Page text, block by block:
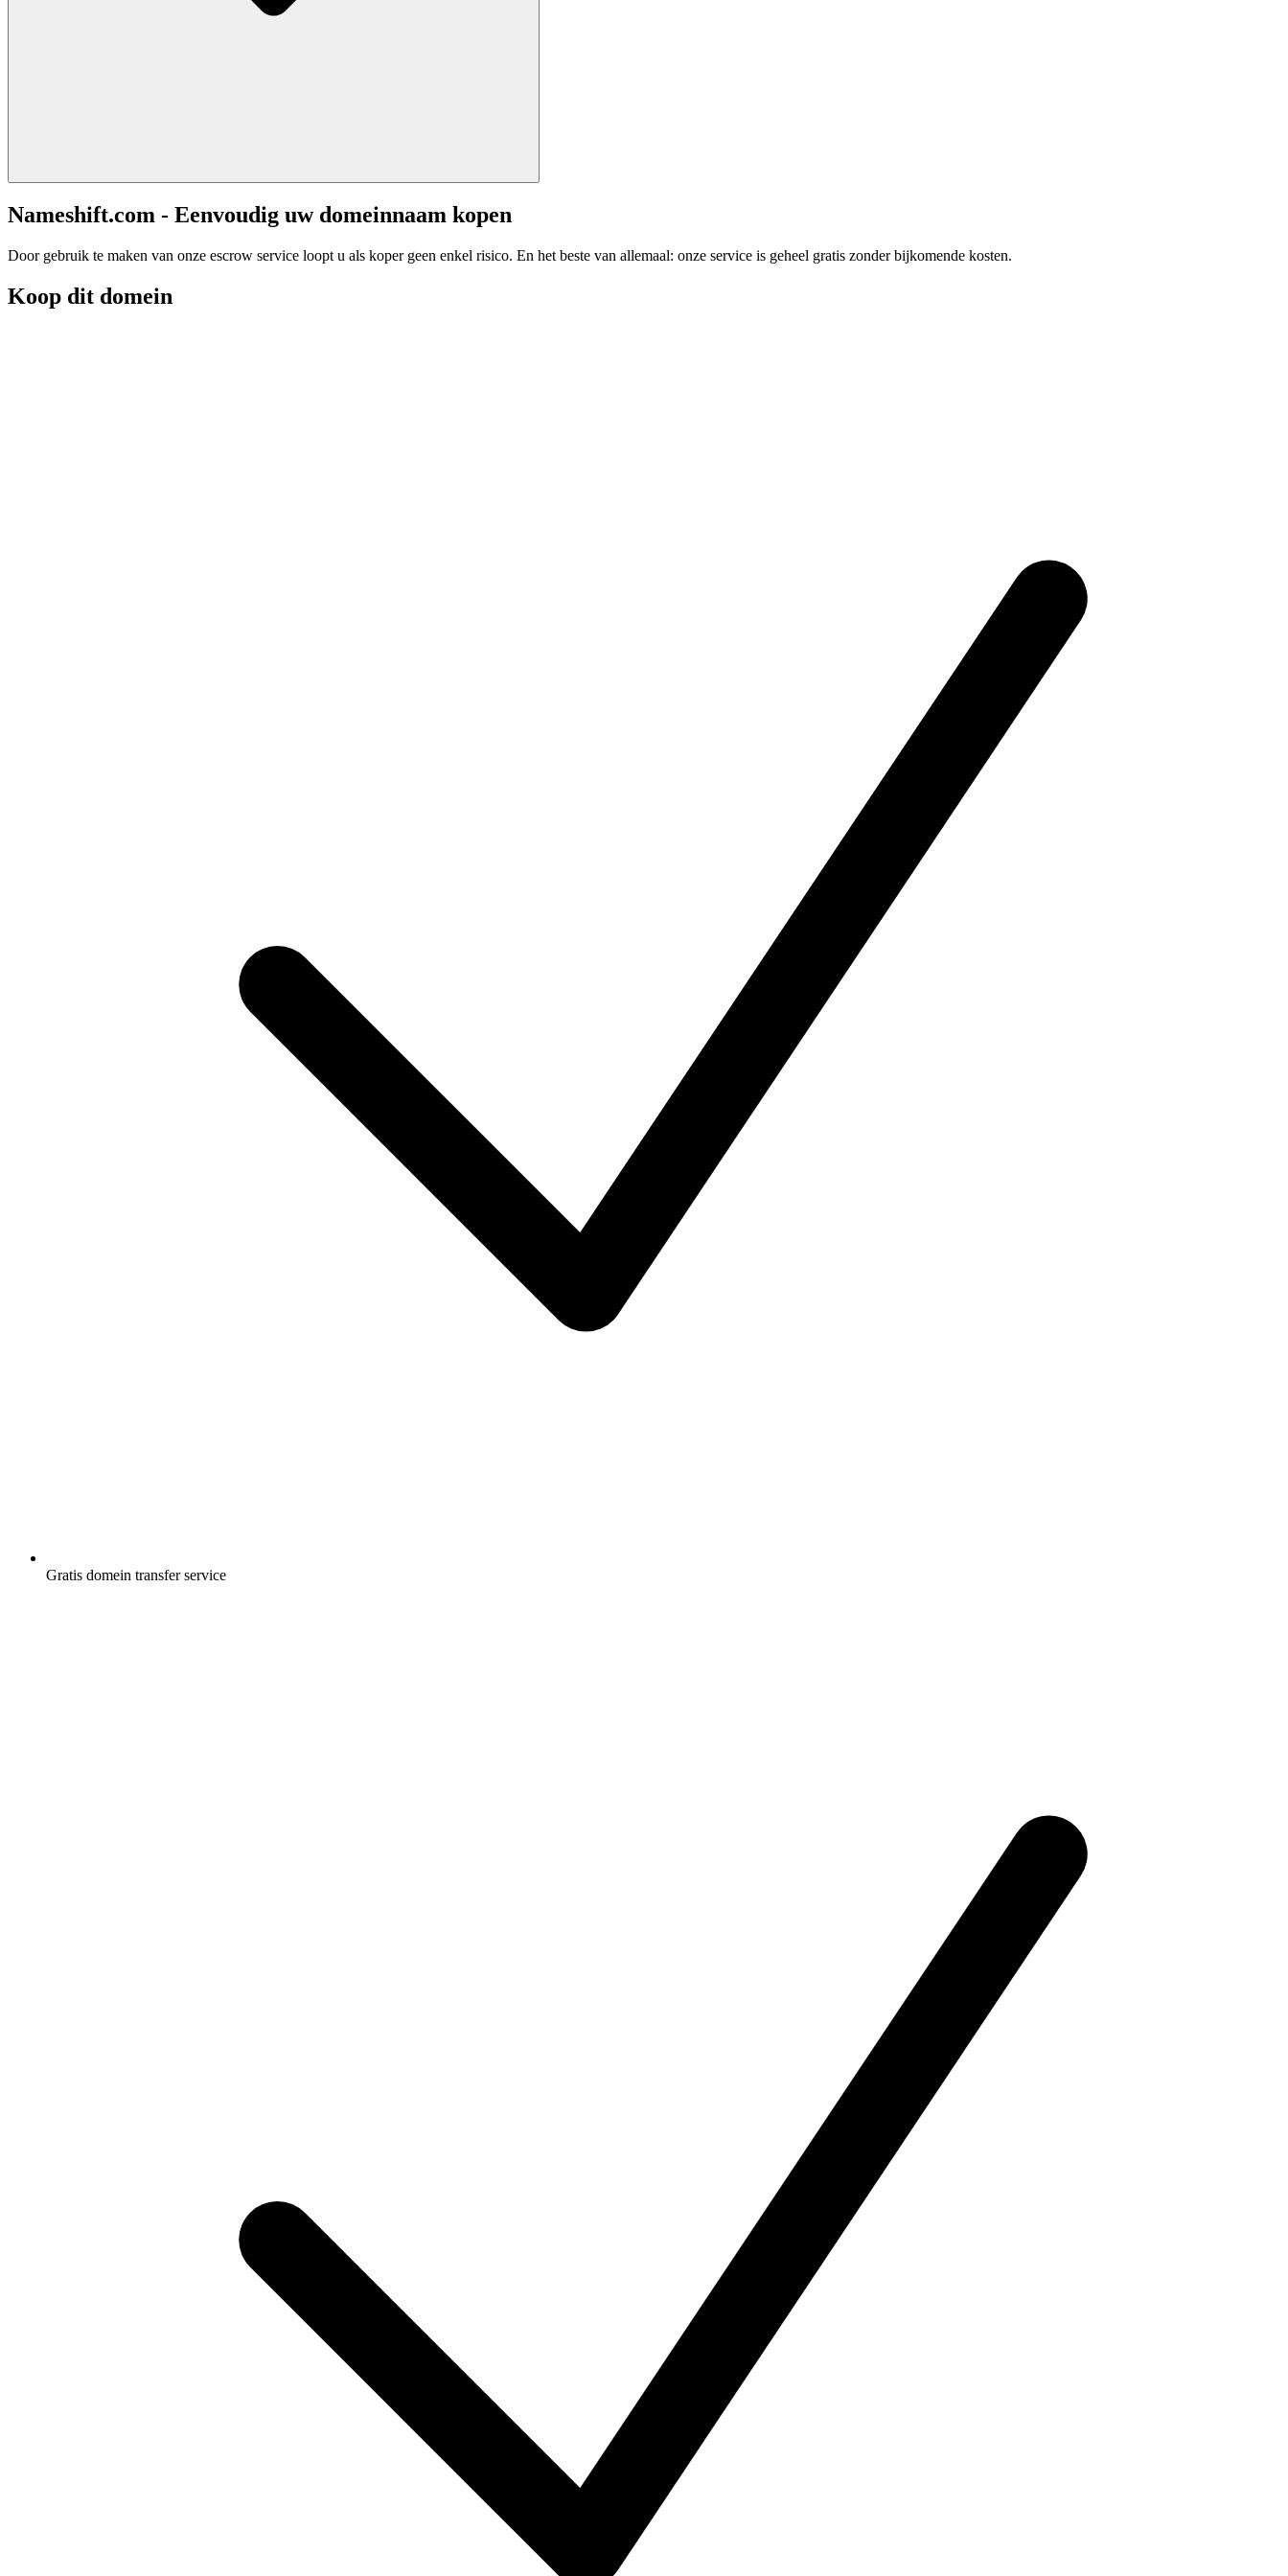
Nameshift.com - Eenvoudig uw domeinnaam kopen
Door gebruik te maken van onze escrow service loopt u als koper geen enkel risico. En het beste van allemaal: onze service is geheel gratis zonder bijkomende kosten.
Koop dit domein
Gratis domein transfer service